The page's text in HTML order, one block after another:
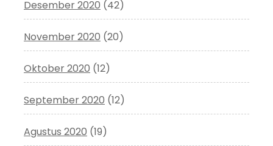
Desember 2020 (42)
November 2020 (20)
Oktober 2020 (12)
September 2020 (12)
Agustus 2020 (19)